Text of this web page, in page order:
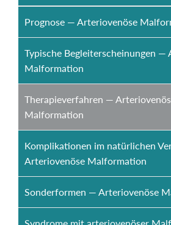
Prognose — Arteriovenöse
Typische Begleiterscheinungen —
Malformation
Therapieverfahren —
Malformation
Komplikationen im natürlichen
Arteriovenöse Malformation
Sonderformen — Arteriovenöse